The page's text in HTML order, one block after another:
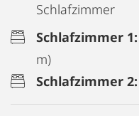
Schlafzimmer
Schlafzimmer 1:
m)
Schlafzimmer 2: